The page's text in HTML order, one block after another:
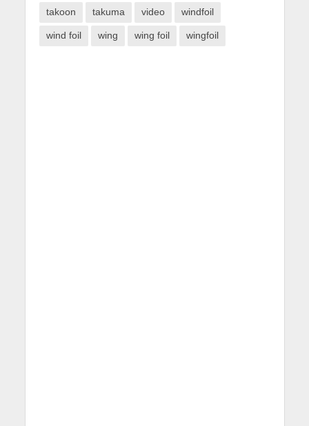
takoon takuma video windfoil
wind foil wing wing foil wingfoil